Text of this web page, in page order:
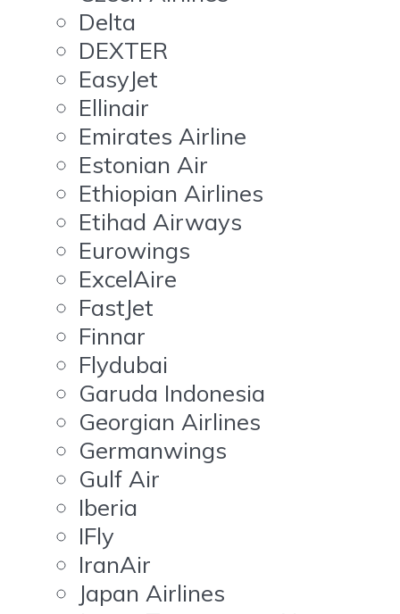
Delta
DEXTER
EasyJet
Ellinair
Emirates Airline
Estonian Air
Ethiopian Airlines
Etihad Airways
Eurowings
ExcelAire
FastJet
Finnar
Flydubai
Garuda Indonesia
Georgian Airlines
Germanwings
Gulf Air
Iberia
IFly
IranAir
Japan Airlines